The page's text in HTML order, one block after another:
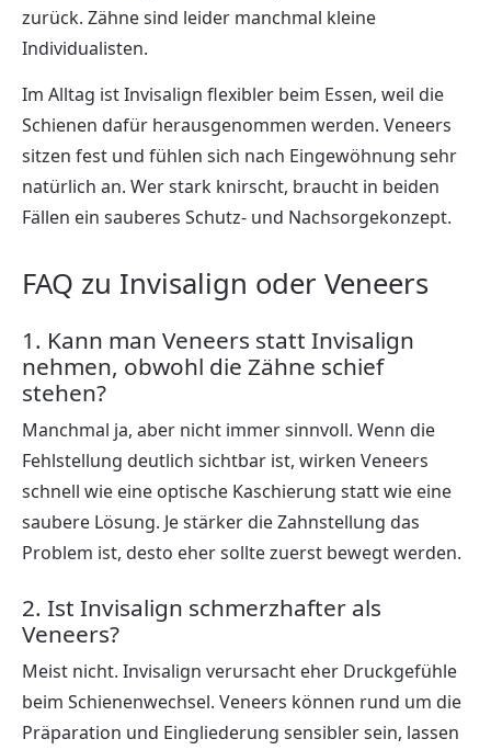
zurück. Zähne sind leider manchmal kleine
Individualisten.
Im Alltag ist Invisalign flexibler beim Essen, weil die
Schienen dafür herausgenommen werden. Veneers
sitzen fest und fühlen sich nach Eingewöhnung sehr
natürlich an. Wer stark knirscht, braucht in beiden
Fällen ein sauberes Schutz- und Nachsorgekonzept.
FAQ zu Invisalign oder Veneers
1. Kann man Veneers statt Invisalign
nehmen, obwohl die Zähne schief
stehen?
Manchmal ja, aber nicht immer sinnvoll. Wenn die
Fehlstellung deutlich sichtbar ist, wirken Veneers
schnell wie eine optische Kaschierung statt wie eine
saubere Lösung. Je stärker die Zahnstellung das
Problem ist, desto eher sollte zuerst bewegt werden.
2. Ist Invisalign schmerzhafter als
Veneers?
Meist nicht. Invisalign verursacht eher Druckgefühle
beim Schienenwechsel. Veneers können rund um die
Präparation und Eingliederung sensibler sein, lassen